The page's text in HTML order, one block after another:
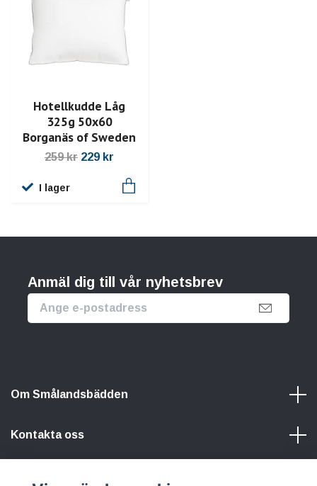
Hotellkudde Låg
325g 50x60
Borganäs of Sweden
259 kr 229 kr
I lager
Anmäl dig till vår nyhetsbrev
Om Smålandsbädden
Kontakta oss